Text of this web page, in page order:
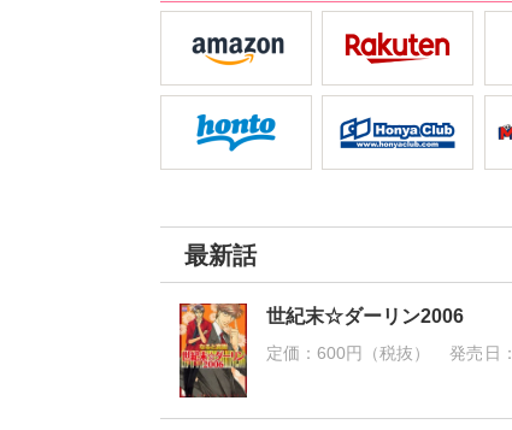
最新話
世紀末☆ダーリン2006
定価：600円（税抜） 発売日：